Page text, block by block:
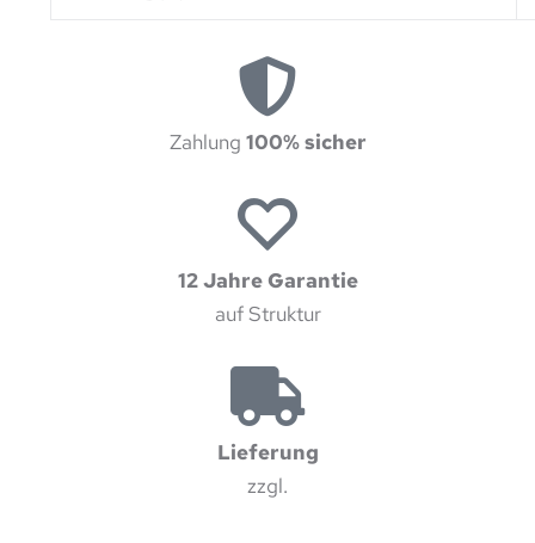
Zahlung 100% sicher
12 Jahre Garantie
auf Struktur
Lieferung
zzgl.